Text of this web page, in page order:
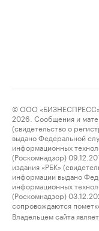
© ООО
2026. Сообщения и
(свидетельство о
выдано Федеральной
информационных
(Роскомнадзор)
издания «РБК»
информации выдано
информационных
(Роскомнадзор)
сопровождаются
Владельцем сайта